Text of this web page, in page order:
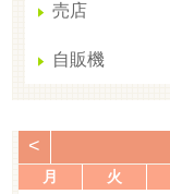
売店
自販機
<
月 火